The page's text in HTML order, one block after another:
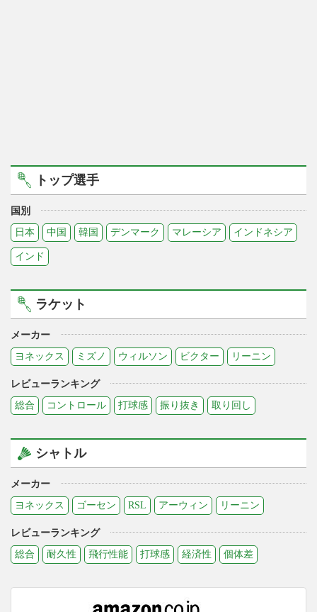
トップ選手
国別
日本
中国 韓国 デンマーク マレーシア インドネシア
インド
ラケット
メーカー
ヨネックス
ミズノ ウィルソン ビクター リーニン
レビューランキング
総合
コントロール 打球感 振り抜き 取り回し
シャトル
メーカー
ヨネックス
ゴーセン RSL アーウィン リーニン
レビューランキング
総合
耐久性 飛行性能 打球感 経済性 個体差